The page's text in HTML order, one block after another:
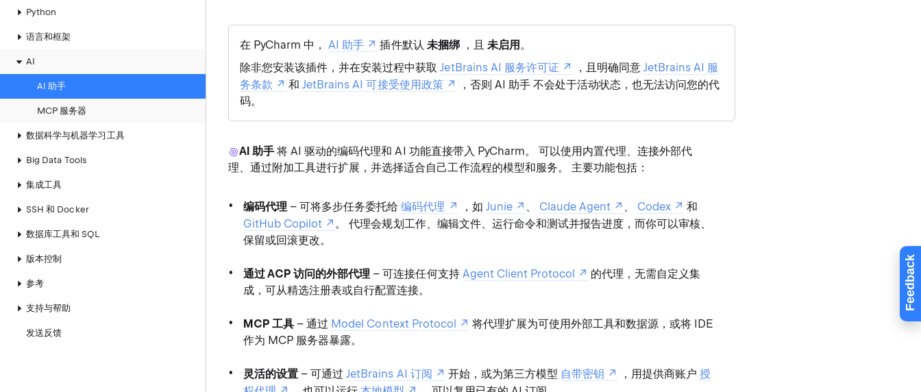
Feedback
Python
语言和框架
AI
AI 助手
MCP 服务器
数据科学与机器学习工具
Big Data Tools
集成工具
SSH 和 Docker
数据库工具和 SQL
版本控制
参考
支持与帮助
发送反馈
在 PyCharm 中，AI 助手 插件默认 未捆绑，且 未启用 。
除非您安装该插件，并在安装过程中获取JetBrains AI 服务许可证 ，且明确同意JetBrains AI 服
务条款
和JetBrains AI 可接受使用政策
，否则 AI 助手 不会处于活动状态，也无法访问您的代
码。
AI 助手 将 AI 驱动的编码代理和 AI 功能直接带入 PyCharm。 可以使用内置代理、连接外部代
理、通过附加工具进行扩展，并选择适合自己工作流程的模型和服务。 主要功能包括：
编码代理 – 可将多步任务委托给编码代理 ，如 Junie 、 Claude Agent 、 Codex
和
GitHub Copilot
。 代理会规划工作、编辑文件、运行命令和测试并报告进度，而你可以审核、
保留或回滚更改。
通过 ACP 访问的外部代理 – 可连接任何支持 Agent Client Protocol
的代理，无需自定义集
成，可从精选注册表或自行配置连接。
MCP 工具 – 通过 Model Context Protocol
将代理扩展为可使用外部工具和数据源，或将 IDE
作为 MCP 服务器暴露。
灵活的设置 – 可通过JetBrains AI 订阅 开始，或为第三方模型 自带密钥 ，用提供商账户授